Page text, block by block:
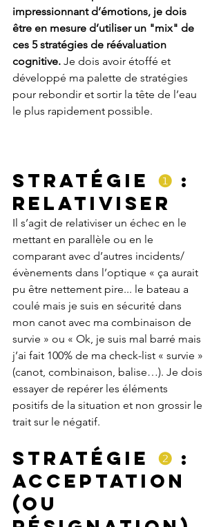
impressionnant d’émotions, je dois
être en mesure d’utiliser un "mix" de
ces 5 stratégies de réévaluation
cognitive. Je dois avoir étoffé et
développé ma palette de stratégies
pour rebondir et sortir la tête de l’eau
le plus rapidement possible.
Stratégie ❶ :
Relativiser
Il s’agit de relativiser un échec en le
mettant en parallèle ou en le
comparant avec d’autres incidents/
évènements dans l’optique « ça aurait
pu être nettement pire... le bateau a
coulé mais je suis en sécurité dans
mon canot avec ma combinaison de
survie » ou « Ok, je suis mal barré mais
j’ai fait 100% de ma check-list « survie »
(canot, combinaison, balise…). Je dois
essayer de repérer les éléments
positifs de la situation et non grossir le
trait sur le négatif.
Stratégie ❷ :
Acceptation
(ou